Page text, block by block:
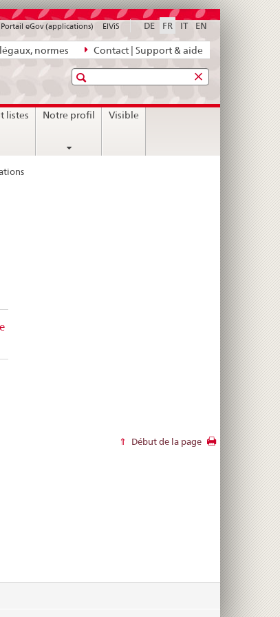
normes Contact | Support & aide
DE FR IT EN
Portail eGov (applications) ElViS
Recherche
listes Notre profil Visible
Début de la page